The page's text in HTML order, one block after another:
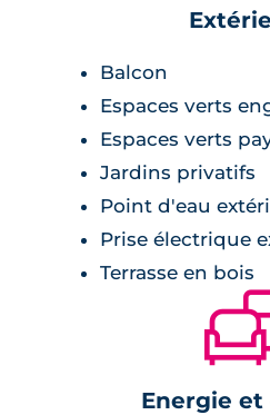
Balcon
Espaces verts
Espaces verts
Jardins privatifs
Point d'eau
Prise électrique
Terrasse en bois
Energie